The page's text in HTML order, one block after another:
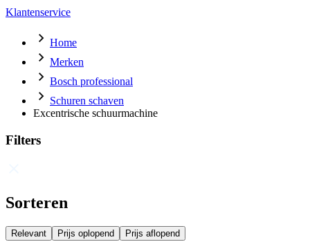
Klantenservice
Home
Merken
Bosch professional
Schuren schaven
Excentrische schuurmachine
Filters
Sorteren
Relevant Prijs oplopend Prijs aflopend